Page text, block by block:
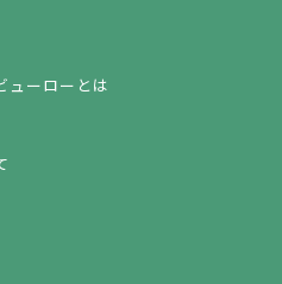
ューローとは